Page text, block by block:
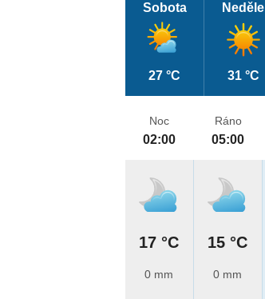
Sobota
27 °C
Neděle
31 °C
Noc
02:00
17 °C
0 mm
Ráno
05:00
15 °C
0 mm